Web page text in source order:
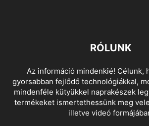
RÓLUNK
Az információ mindenkié! Célunk,
gyorsabban fejlődő technológiákkal,
mindenféle kütyükkel naprakészek
termékeket ismertethessünk meg
illetve videó